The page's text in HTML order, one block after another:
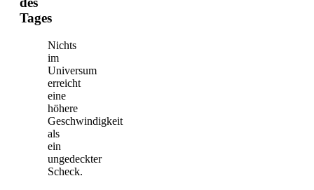
Tages
Nichts
im
Universum
erreicht
eine
höhere
Geschwindigkeit
als
ein
ungedeckter
Scheck.